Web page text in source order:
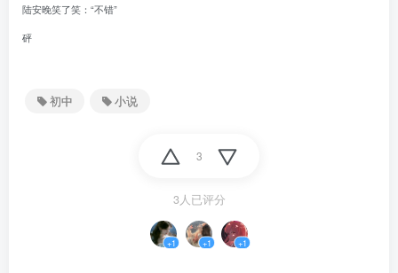
陆安晚笑了笑：“不错”
砰
初中 小说
3
3人已评分
+1 +1 +1